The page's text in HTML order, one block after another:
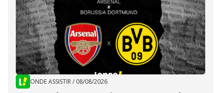
ONDE ASSISTIR/ 08/08/2026